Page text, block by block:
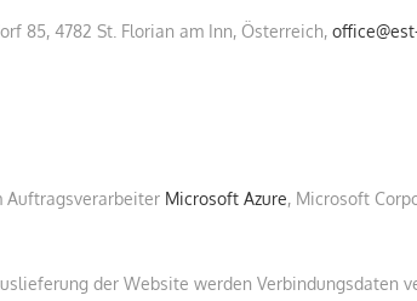
85, 4782 St. Florian am Inn, Österreich,
Auftragsverarbeiter Microsoft Azure, Microsoft
der Website werden Verbindungsdaten